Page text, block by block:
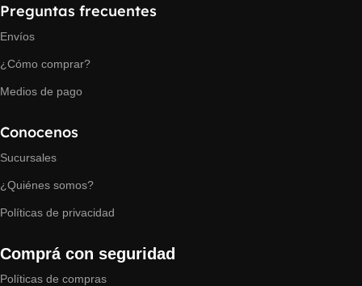
Preguntas frecuentes
Envíos
¿Cómo comprar?
Medios de pago
Conocenos
Sucursales
¿Quiénes somos?
Políticas de privacidad
Comprá con seguridad
Políticas de compras